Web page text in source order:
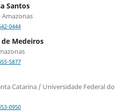
Santos
0444
Medeiros
5877
Catarina / Universidade Federal do
0950